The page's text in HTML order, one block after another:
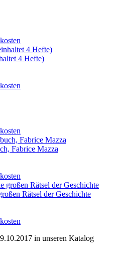
4 Hefte)
Fabrice Mazza
Rätsel der Geschichte
in unseren Katalog